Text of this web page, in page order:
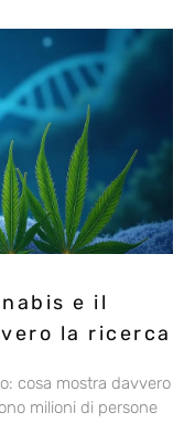
e il
la ricerca
cosa mostra davvero
milioni di persone